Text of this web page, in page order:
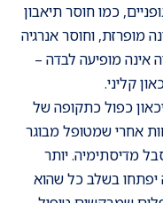
כמו חוסר תיאבון
מופרזת, וחוסר אנרגיה
אינה מופיעה לבדה –
קליני.
כפול כתקופה של
אחרי שמטופל מבוגר
מדיסתימיה. יותר
יפתחו בשלב כל שהוא